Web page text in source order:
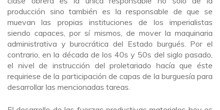
producción sino también es la responsable de que se
muevan las propias instituciones de los imperialistas
siendo capaces, por sí mismos, de mover la maquinaria
administrativa y burocrática del Estado burgués. Por el
contrario, en la década de los 40s y 50s del siglo pasado,
el nivel de instrucción del proletariado hacía que éste
requiriese de la participación de capas de la burguesía para
desarrollar las mencionadas tareas.